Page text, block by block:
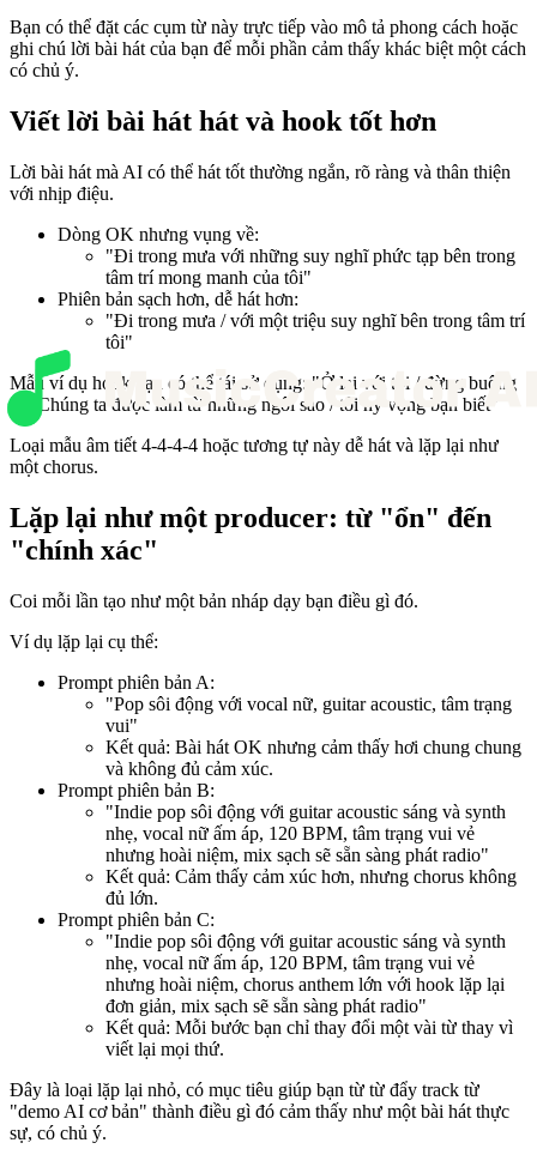
Bạn có thể đặt các cụm từ này trực tiếp vào mô tả phong cách hoặc
ghi chú lời bài hát của bạn để mỗi phần cảm thấy khác biệt một cách
có chủ ý.
Viết lời bài hát hát và hook tốt hơn
Lời bài hát mà AI có thể hát tốt thường ngắn, rõ ràng và thân thiện
với nhịp điệu.
Dòng OK nhưng vụng về:
"Đi trong mưa với những suy nghĩ phức tạp bên trong
tâm trí mong manh của tôi"
Phiên bản sạch hơn, dễ hát hơn:
"Đi trong mưa / với một triệu suy nghĩ bên trong tâm trí
tôi"
Mẫu ví dụ hook bạn có thể tái sử dụng: "Ở lại với tôi / đừng buông
tay Chúng ta được làm từ những ngôi sao / tôi hy vọng bạn biết"
Loại mẫu âm tiết 4-4-4-4 hoặc tương tự này dễ hát và lặp lại như
một chorus.
Lặp lại như một producer: từ "ổn" đến
"chính xác"
Coi mỗi lần tạo như một bản nháp dạy bạn điều gì đó.
Ví dụ lặp lại cụ thể:
Prompt phiên bản A:
"Pop sôi động với vocal nữ, guitar acoustic, tâm trạng
vui"
Kết quả: Bài hát OK nhưng cảm thấy hơi chung chung
và không đủ cảm xúc.
Prompt phiên bản B:
"Indie pop sôi động với guitar acoustic sáng và synth
nhẹ, vocal nữ ấm áp, 120 BPM, tâm trạng vui vẻ
nhưng hoài niệm, mix sạch sẽ sẵn sàng phát radio"
Kết quả: Cảm thấy cảm xúc hơn, nhưng chorus không
đủ lớn.
Prompt phiên bản C:
"Indie pop sôi động với guitar acoustic sáng và synth
nhẹ, vocal nữ ấm áp, 120 BPM, tâm trạng vui vẻ
nhưng hoài niệm, chorus anthem lớn với hook lặp lại
đơn giản, mix sạch sẽ sẵn sàng phát radio"
Kết quả: Mỗi bước bạn chỉ thay đổi một vài từ thay vì
viết lại mọi thứ.
Đây là loại lặp lại nhỏ, có mục tiêu giúp bạn từ từ đẩy track từ
"demo AI cơ bản" thành điều gì đó cảm thấy như một bài hát thực
sự, có chủ ý.